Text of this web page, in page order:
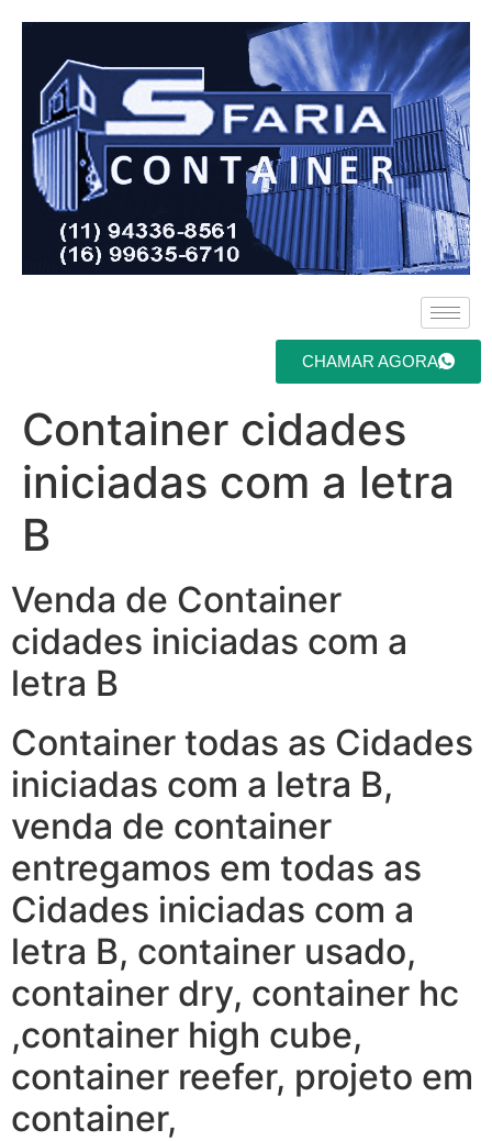
CHAMAR AGORA
Container cidades
iniciadas com a letra
B
Venda de Container
cidades iniciadas com a
letra B
Container todas as Cidades
iniciadas com a letra B,
venda de container
entregamos em todas as
Cidades iniciadas com a
letra B, container usado,
container dry, container hc
,container high cube,
container reefer, projeto em
container,